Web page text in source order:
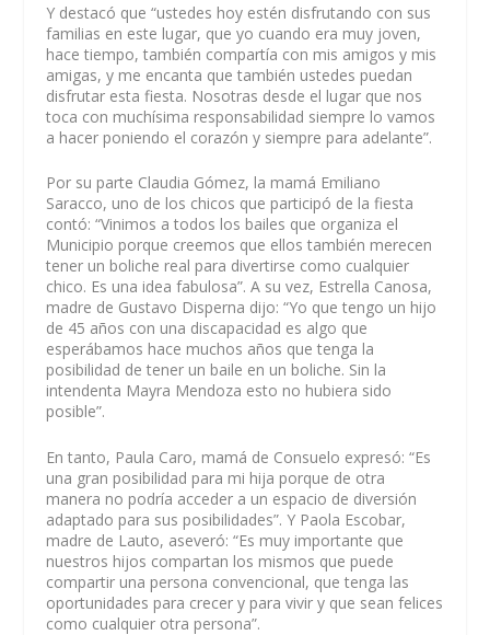
Y destacó que “ustedes hoy estén disfrutando con sus
familias en este lugar, que yo cuando era muy joven,
hace tiempo, también compartía con mis amigos y mis
amigas, y me encanta que también ustedes puedan
disfrutar esta fiesta. Nosotras desde el lugar que nos
toca con muchísima responsabilidad siempre lo vamos
a hacer poniendo el corazón y siempre para adelante”.
Por su parte Claudia Gómez, la mamá Emiliano
Saracco, uno de los chicos que participó de la fiesta
contó: “Vinimos a todos los bailes que organiza el
Municipio porque creemos que ellos también merecen
tener un boliche real para divertirse como cualquier
chico. Es una idea fabulosa”. A su vez, Estrella Canosa,
madre de Gustavo Disperna dijo: “Yo que tengo un hijo
de 45 años con una discapacidad es algo que
esperábamos hace muchos años que tenga la
posibilidad de tener un baile en un boliche. Sin la
intendenta Mayra Mendoza esto no hubiera sido
posible”.
En tanto, Paula Caro, mamá de Consuelo expresó: “Es
una gran posibilidad para mi hija porque de otra
manera no podría acceder a un espacio de diversión
adaptado para sus posibilidades”. Y Paola Escobar,
madre de Lauto, aseveró: “Es muy importante que
nuestros hijos compartan los mismos que puede
compartir una persona convencional, que tenga las
oportunidades para crecer y para vivir y que sean felices
como cualquier otra persona”.